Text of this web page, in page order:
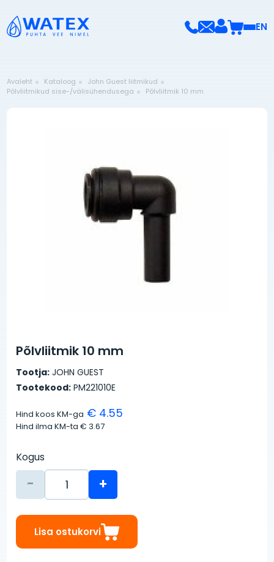
EN
Avaleht Kataloog
John Guest liitmikud
Põlvliitmikud sise-/välisühendusega
Põlvliitmik 10 mm
Põlvliitmik 10 mm
Tootja: JOHN GUEST
Tootekood: PM221010E
Hind koos KM-ga € 4.55
Hind ilma KM-ta€ 3.67
Kogus
- +
Lisa ostukorvi